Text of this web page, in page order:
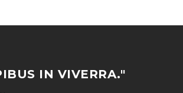
IN VIVERRA."